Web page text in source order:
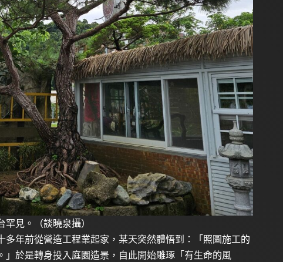
見。（談曉泉攝）
多年前從營造工程業起家，某天突然體悟到：「照圖施工的
」於是轉身投入庭園造景，自此開始雕琢「有生命的風